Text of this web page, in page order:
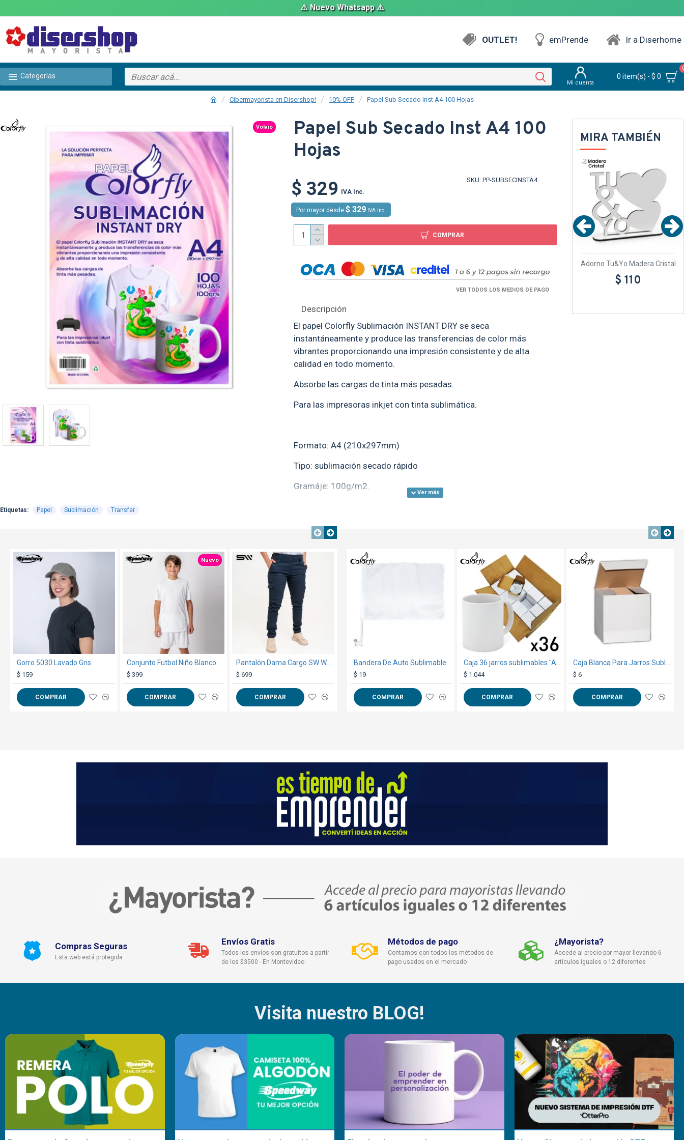
⚠️ Nuevo Whatsapp ⚠️
OUTLET! emPrende Ir a Diserhome
Categorías
Mi cuenta
0 item(s) - $ 0
Cibermayorista en Disershop! 10% OFF Papel Sub Secado Inst A4 100 Hojas
TEXTTRANSPARENTE Volvió
Papel Sub Secado Inst A4 100
Hojas
$ 329 IVA Inc.
SKU: PP-SUBSECINSTA4
Por mayor desde $ 329 IVA inc.
COMPRAR
Descripción
El papel Colorfly Sublimación INSTANT DRY se seca
instantáneamente y produce las transferencias de color más
vibrantes proporcionando una impresión consistente y de alta
calidad en todo momento.
Absorbe las cargas de tinta más pesadas.
Para las impresoras inkjet con tinta sublimática.
Formato: A4 (210x297mm)
Tipo: sublimación secado rápido
Gramáje: 100g/m2.
Marca: Colorfly
VER TODOS LOS MEDIOS DE PAGO
Etiquetas: Papel Sublimación Transfer
MIRA TAMBIÉN
Bandera 90-60 sublimable
$ 69
Adorno arbolito navideño
sublimable Madera Cristal
$ 99
TEXTTRANSPARENTE
Adorno Tu&Yo Madera Cristal Bandera 90-60
TEXTTRANSPARENTE
Gorro 5030 Lavado Gris
$ 159
COMPRAR
Nuevo
TEXTTRANSPARENTE
Conjunto Futbol Niño Blanco
$ 399
COMPRAR
TEXTTRANSPARENTE
$ 699
COMPRAR
TEXTTRANSPARENTE
Neceser Yute Canva 02 24x7cm
$ 129
COMPRAR
TEXTTRANSPARENTE
Gorro 5032 Lavado Mesh Negro
$ 149
COMPRAR
TEXTTRANSPARENTE
Bandera De Auto Sublimable
$ 19
COMPRAR
TEXTTRANSPARENTE
Caja 36 jarros sublimables "A" con caja
$ 1.044
COMPRAR
$ 6
COMPRAR
Compras Seguras
Esta web está protegida
Envíos Gratis
Todos los envíos son gratuitos a partir
de los $3500 - En Montevideo
Métodos de pago
Contamos con todos los métodos de
pago usados en el mercado
¿Mayorista?
Accede al precio por mayor llevando 6
artículos iguales o 12 diferentes
Visita nuestro BLOG!